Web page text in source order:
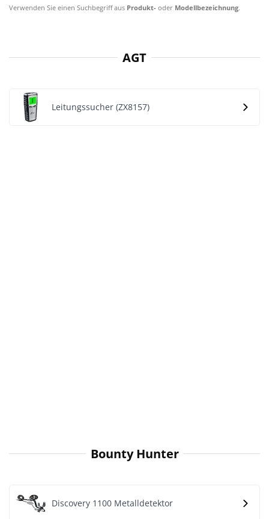
Verwenden Sie einen Suchbegriff aus Produkt- oder Modellbezeichnung.
AGT
Leitungssucher (ZX8157)
Bounty Hunter
Discovery 1100 Metalldetektor